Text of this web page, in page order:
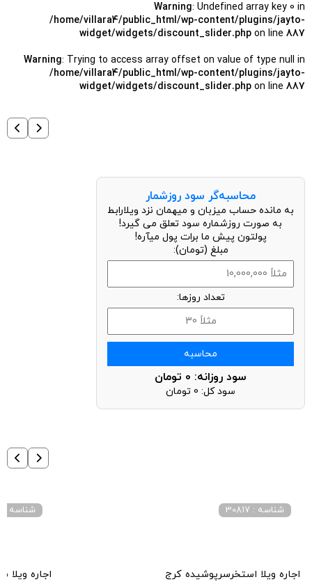
Warning: Undefined array key 0 in
/home/villara4/public_html/wp-content/plugins/jayto-
widget/widgets/discount_slider.php on line 887
Warning: Trying to access array offset on value of type null in
/home/villara4/public_html/wp-content/plugins/jayto-
widget/widgets/discount_slider.php on line 887
محاسبه‌گر سود روزشمار
به مانده حساب میزبان و میهمان نزد ویلارابط
به صورت روزشماره سود تعلق می گیرد!
پولتون پیش ما برات پول میآره!
مبلغ (تومان):
تعداد روزها:
محاسبه
سود روزانه: 0 تومان
سود کل: 0 تومان
اجاره ویلا استخرسرپوشیده کرج
شناسه : 30817
اجاره
شناسه : 3107